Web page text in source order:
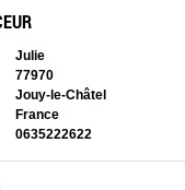
Julie
77970
Jouy-le-Châtel
France
0635222622